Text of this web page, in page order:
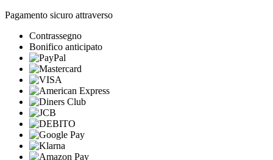
Pagamento sicuro attraverso
Contrassegno
Bonifico anticipato